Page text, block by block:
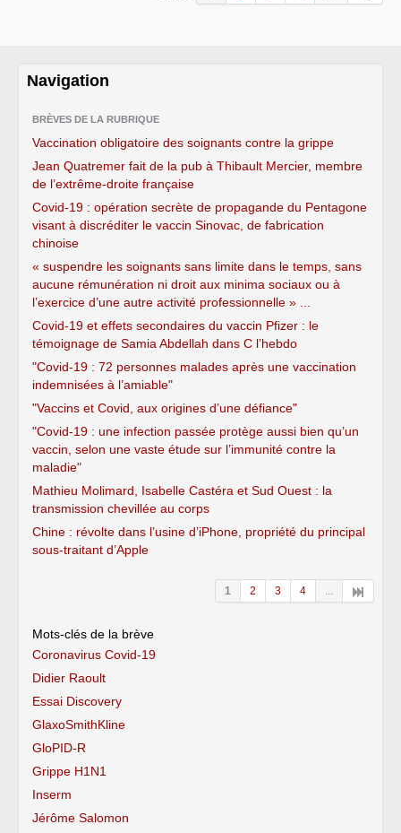
Navigation
BRÈVES DE LA RUBRIQUE
Vaccination obligatoire des soignants contre la grippe
Jean Quatremer fait de la pub à Thibault Mercier, membre
de l’extrême-droite française
Covid-19 : opération secrète de propagande du Pentagone
visant à discréditer le vaccin Sinovac, de fabrication
chinoise
« suspendre les soignants sans limite dans le temps, sans
aucune rémunération ni droit aux minima sociaux ou à
l’exercice d’une autre activité professionnelle » ...
Covid-19 et effets secondaires du vaccin Pfizer : le
témoignage de Samia Abdellah dans C l’hebdo
"Covid-19 : 72 personnes malades après une vaccination
indemnisées à l’amiable"
"Vaccins et Covid, aux origines d’une défiance"
"Covid-19 : une infection passée protège aussi bien qu’un
vaccin, selon une vaste étude sur l’immunité contre la
maladie"
Mathieu Molimard, Isabelle Castéra et Sud Ouest : la
transmission chevillée au corps
Chine : révolte dans l’usine d’iPhone, propriété du principal
sous-traitant d’Apple
1 2 3 4 ...
Mots-clés de la brève
Coronavirus Covid-19
Didier Raoult
Essai Discovery
GlaxoSmithKline
GloPID-R
Grippe H1N1
Inserm
Jérôme Salomon